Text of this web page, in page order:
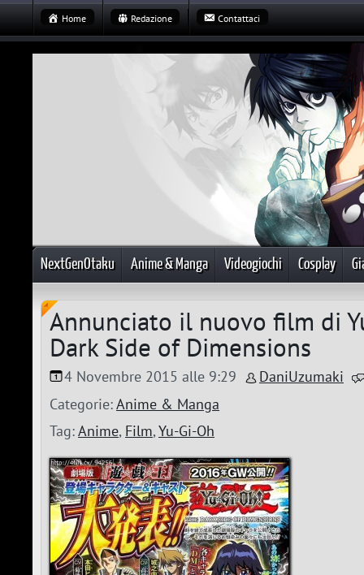
Home Redazione Contattaci
NextGenOtaku Anime & Manga Videogiochi Cosplay
Annunciato il nuovo film di
Dark Side of Dimensions
4 Novembre 2015 alle 9:29
DaniUzumaki
Categorie:Anime & Manga
Tag:Anime, Film,Yu-Gi-Oh